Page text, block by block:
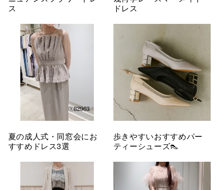
ス
ドレス
夏の成人式・同窓会にお
すすめドレス3選
歩きやすいおすすめパー
ティーシューズ👠